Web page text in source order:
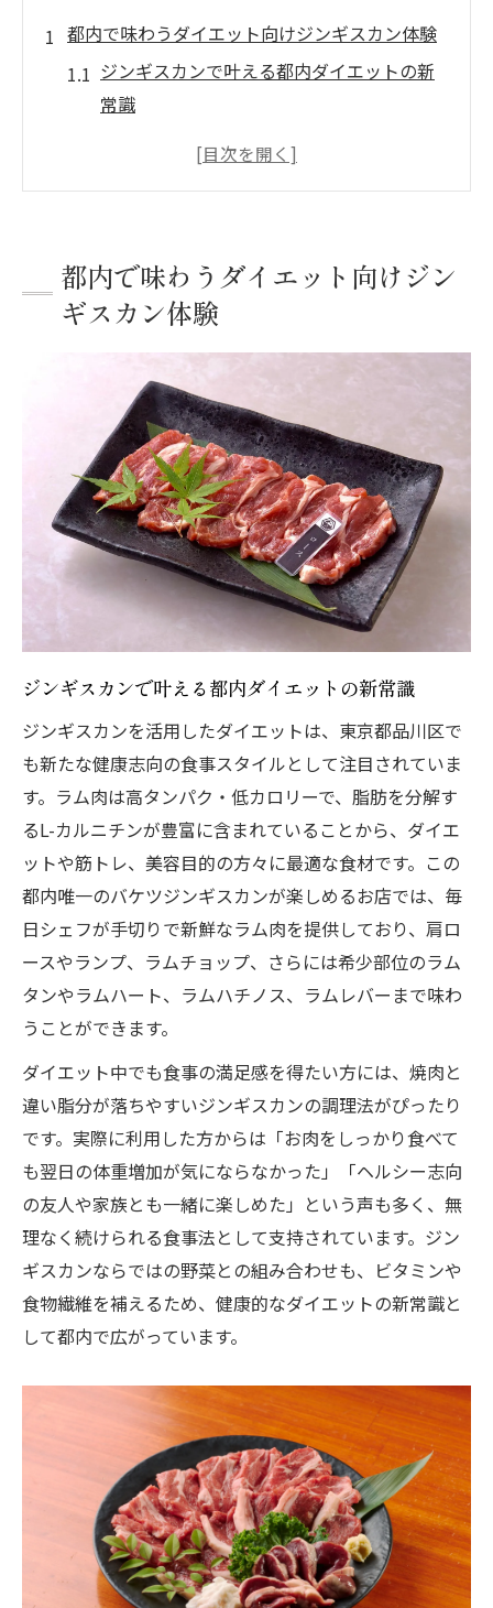
都内で味わうダイエット向けジンギスカン体験
ジンギスカンで叶える都内ダイエットの新
常識
新鮮ラム肉のジンギスカンが健康志向に人
ジンギスカン体験で無理なく始めるダイエ
ット生活
品川区で楽しむジンギスカンとダイエット
両立法
ジンギスカンの高タンパク効果で理想の体へ
ジンギスカンの高タンパク質が体作りに最
適な理由
ラム肉ジンギスカンで筋トレや美容にも効
果的
Lカルニチン豊富なジンギスカンの健康サポ
方ガイド
高タンパクなジンギスカンで理想のボディ
メイク
ダイエット目線で楽しむラム肉の新提案
ジンギスカンで楽しむ低カロリーな食事提
ラム肉ジンギスカンでダイエットを美味し
く継続
ダイエットに最適なジンギスカンの選び方
を紹介
ジンギスカンで罪悪感なくグルメを満喫す
る方法
ラム肉の新提案で日々のダイエットを応援
焼肉に飽きた方へ新鮮ラム肉の魅力発見
ジンギスカンが焼肉に飽きた方に選ばれる
理由
新鮮ラム肉のジンギスカンで新しい味覚体
験を
ヘルシー志向に嬉しいジンギスカンの魅力
再発見
ジンギスカンならではのラム肉の楽しみ方
を伝授
焼肉以外の選択肢にジンギスカンが注目さ
れる理由
一人でも家族でも楽しめるジンギスカン活用法
一人ジンギスカンで気軽にダイエットを実
都内で味わうダイエット向けジン
ギスカン体験
ジンギスカンで叶える都内ダイエットの新常識
ジンギスカンを活用したダイエットは、東京都品川区で
も新たな健康志向の食事スタイルとして注目されていま
す。ラム肉は高タンパク・低カロリーで、脂肪を分解す
るL-カルニチンが豊富に含まれていることから、ダイエ
ットや筋トレ、美容目的の方々に最適な食材です。この
都内唯一のバケツジンギスカンが楽しめるお店では、毎
日シェフが手切りで新鮮なラム肉を提供しており、肩ロ
ースやランプ、ラムチョップ、さらには希少部位のラム
タンやラムハート、ラムハチノス、ラムレバーまで味わ
うことができます。
ダイエット中でも食事の満足感を得たい方には、焼肉と
違い脂分が落ちやすいジンギスカンの調理法がぴったり
です。実際に利用した方からは「お肉をしっかり食べて
も翌日の体重増加が気にならなかった」「ヘルシー志向
の友人や家族とも一緒に楽しめた」という声も多く、無
理なく続けられる食事法として支持されています。ジン
ギスカンならではの野菜との組み合わせも、ビタミンや
食物繊維を補えるため、健康的なダイエットの新常識と
して都内で広がっています。